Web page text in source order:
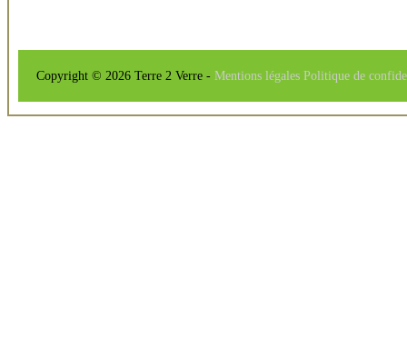
Copyright © 2026 Terre 2 Verre - Mentions légales Politique de